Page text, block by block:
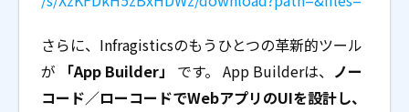
さらに、Infragisticsのもうひとつの革新的ツール
が
「App Builder」 です。 App Builderは、 ノー
コード／ローコードでWebアプリのUIを設計し、